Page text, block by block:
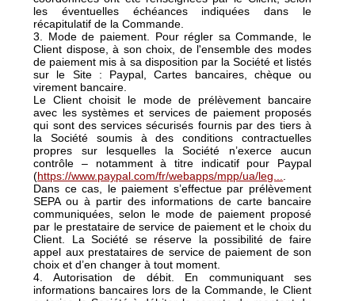
les éventuelles échéances indiquées dans le
récapitulatif de la Commande.
3. Mode de paiement. Pour régler sa Commande, le
Client dispose, à son choix, de l'ensemble des modes
de paiement mis à sa disposition par la Société et listés
sur le Site : Paypal, Cartes bancaires, chèque ou
virement bancaire.
Le Client choisit le mode de prélèvement bancaire
avec les systèmes et services de paiement proposés
qui sont des services sécurisés fournis par des tiers à
la Société soumis à des conditions contractuelles
propres sur lesquelles la Société n’exerce aucun
contrôle – notamment à titre indicatif pour Paypal
(https://www.paypal.com/fr/webapps/mpp/ua/leg...
Dans ce cas, le paiement s’effectue par prélèvement
SEPA ou à partir des informations de carte bancaire
communiquées, selon le mode de paiement proposé
par le prestataire de service de paiement et le choix du
Client. La Société se réserve la possibilité de faire
appel aux prestataires de service de paiement de son
choix et d’en changer à tout moment.
4. Autorisation de débit. En communiquant ses
informations bancaires lors de la Commande, le Client